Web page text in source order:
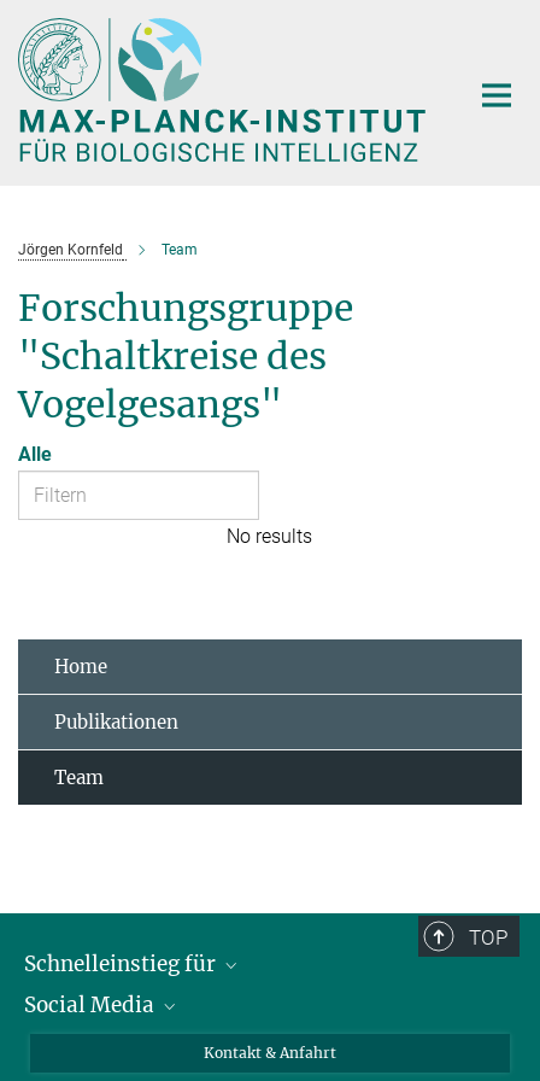
Hauptinhalt
Jörgen Kornfeld Team
Forschungsgruppe
"Schaltkreise des
Vogelgesangs"
Alle
No results
Home
Publikationen
Team
TOP
Schnelleinstieg für
Journalist*innen
Social Media
Kontakt & Anfahrt